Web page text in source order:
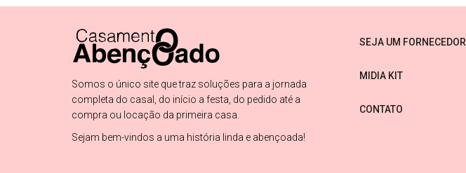
Somos o único site que traz soluções para a jornada
completa do casal, do início a festa, do pedido até a
compra ou locação da primeira casa.
Sejam bem-vindos a uma história linda e abençoada!
SEJA UM FORNECEDOR
MIDIA KIT
CONTATO